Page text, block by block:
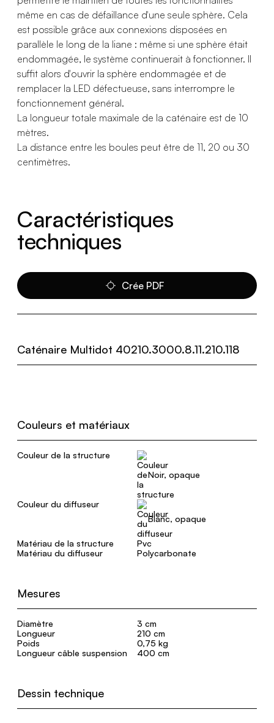
même en cas de défaillance d'une seule sphère. Cela
est possible grâce aux connexions disposées en
parallèle le long de la liane : même si une sphère était
endommagée, le système continuerait à fonctionner. Il
suffit alors d'ouvrir la sphère endommagée et de
remplacer la LED défectueuse, sans interrompre le
fonctionnement général.
La longueur totale maximale de la caténaire est de 10
mètres.
La distance entre les boules peut être de 11, 20 ou 30
centimètres.
Caractéristiques
techniques
Crée PDF
Caténaire Multidot 40210.3000.8.11.210.118
Couleurs et matériaux
Couleur de la structure
Noir, opaque
Couleur du diffuseur
Blanc, opaque
Matériau de la structure
Pvc
Matériau du diffuseur
Polycarbonate
Mesures
Diamètre
3 cm
Longueur
210 cm
Poids
0,75 kg
Longueur câble suspension
400 cm
Dessin technique